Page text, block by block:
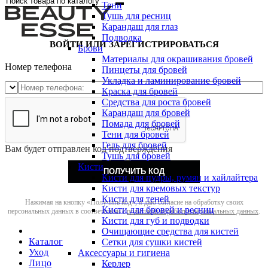
Тени
Тушь для ресниц
Карандаш для глаз
Подводка
Брови
Материалы для окрашивания бровей
Пинцеты для бровей
Укладка и ламинирование бровей
Краска для бровей
Средства для роста бровей
Карандаш для бровей
Помада для бровей
Тени для бровей
Гель для бровей
Тушь для бровей
Кисти
Кисти для пудры, румян и хайлайтера
Кисти для кремовых текстур
Кисти для теней
Кисти для бровей и ресниц
Кисти для губ и подводки
Очищающие средства для кистей
Сетки для сушки кистей
Аксессуары и гигиена
Керлер
ВОЙТИ ИЛИ ЗАРЕГИСТРИРОВАТЬСЯ
Номер телефона
Вам будет отправлен код подтверждения
ПОЛУЧИТЬ КОД
Нажимая на кнопку «Получить код», я даю согласие на обработку своих
персональных данных в соответствии сполитикой обработки персональных данных.
Каталог
Уход
Лицо